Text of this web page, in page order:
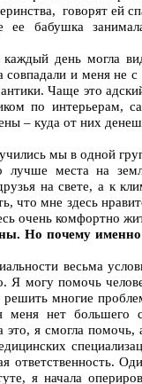
говорят ей
бабушка
день могла
и меня не
Чаще это
по интерьерам,
– куда от них
мы в одной
места на
на свете, а к
что мне здесь
очень комфортно
Но почему
весьма
могу помочь
многие
нет большего
я смогла помочь,
ответственность.
я начала